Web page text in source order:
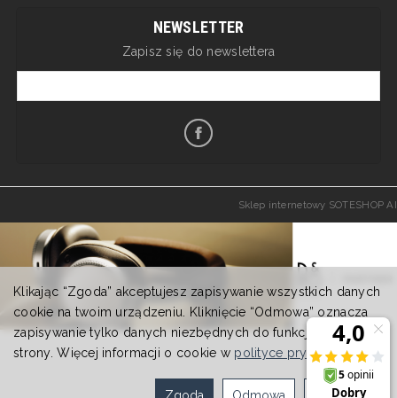
NEWSLETTER
Zapisz się do newslettera
Sklep internetowy SOTESHOP AI
Klikając “Zgoda” akceptujesz zapisywanie wszystkich danych
cookie na twoim urządzeniu. Kliknięcie “Odmowa” oznacza
zapisywanie tylko danych niezbędnych do funkcjonowania
strony. Więcej informacji o cookie w polityce prywatności.